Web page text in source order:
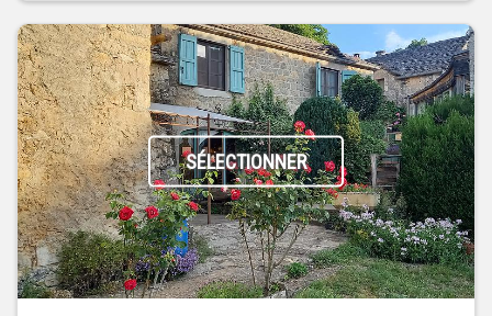
SÉLECTIONNER